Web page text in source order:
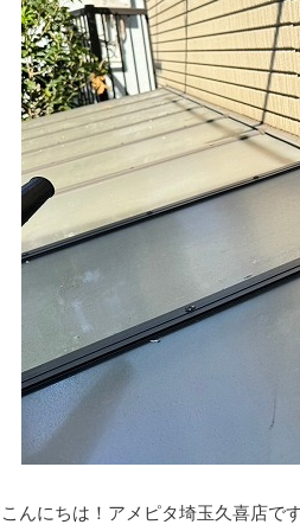
こんにちは！アメピタ埼玉久喜店で